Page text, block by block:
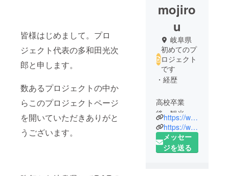
皆様はじめまして。プロ
ジェクト代表の多和田光次
郎と申します。
数あるプロジェクトの中か
らこのプロジェクトページ
を開いていただきありがと
うございます。
mojiro
u
岐阜県
初めてのプ
ロジェクト
です
・経歴
高校卒業
後、観光系
専門学校の
バーテン
ダーコース
https://www.youtube.com/channel/UCSn5wd5Hk-1LmwnRkdq9Law
https://www.instagram.com/yatai000bar000/?hl=ja
メッセー
ジを送る